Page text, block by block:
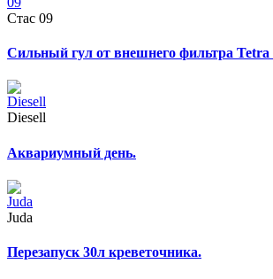
Стас 09
Сильный гул от внешнего фильтра Tetra
Diesell
Аквариумный день.
Juda
Перезапуск 30л креветочника.